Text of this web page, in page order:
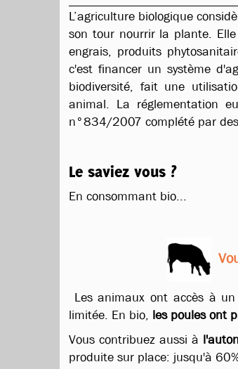
L’agriculture biologique
son tour nourrir la plante.
engrais, produits
c'est financer un système
biodiversité, fait une
animal. La réglementation
n°834/2007 complété par
Le saviez vous ?
En consommant bio...
Les animaux ont accès à
limitée. En bio, les poules ont
Vous contribuez aussi à
produite sur place: jusqu'à